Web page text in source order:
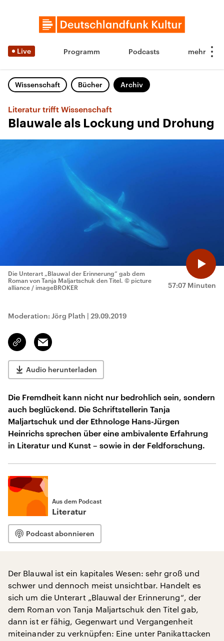
Live Programm Podcasts
Wissenschaft Bücher Archiv
Literatur trifft Wissenschaft
Blauwale als Lockung und Drohung
57:07 Minuten
Die Unterart „Blauwal der Erinnerung“ gab dem
Roman von Tanja Maljartschuk den Titel. © picture
alliance / imageBROKER
Moderation: Jörg Plath | 29.09.2019
Link
kopieren/teilen
Email
Audio herunterladen
Die Fremdheit kann nicht nur bedrohlich sein, sondern
auch beglückend. Die Schriftstellerin Tanja
Maljartschuk und der Ethnologe Hans-Jürgen
Heinrichs sprechen über eine ambivalente Erfahrung
in Literatur und Kunst – sowie in der Feldforschung.
Aus dem Podcast
Literatur
Podcast abonnieren
Der Blauwal ist ein kapitales Wesen: sehr groß und
schwer und dennoch meist unsichtbar. Handelt es
sich um die Unterart „Blauwal der Erinnerung“, der
dem Roman von Tanja Maljartschuk den Titel gab,
dann ist er fähig, Gegenwart und Vergangenheit
miteinander zu verknüpfen: Eine unter Panikattacken